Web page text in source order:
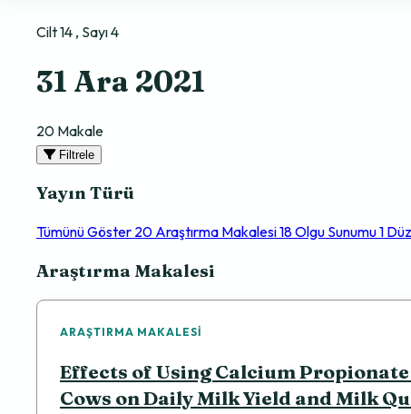
Cilt 14 , Sayı 4
31 Ara 2021
20 Makale
Filtrele
Yayın Türü
Tümünü Göster 20 Araştırma Makalesi18Olgu Sunumu1
Makaleler
Araştırma Makalesi
ARAŞTIRMA MAKALESI
Effects of Using Calcium
Cows on Daily Milk Yield and Milk